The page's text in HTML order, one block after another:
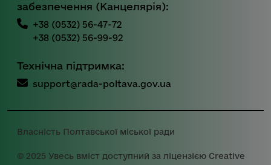
забезпечення (Канцелярія):
+38 (0532) 56-47-72
+38 (0532) 56-99-92
Технічна підтримка:
support@rada-poltava.gov.ua
Власність Полтавської міської ради
© 2025 Увесь вміст доступний за ліцензією Creative